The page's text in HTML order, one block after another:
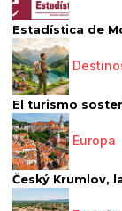
Estadística de
El turismo
Europa
Český Krumlov,